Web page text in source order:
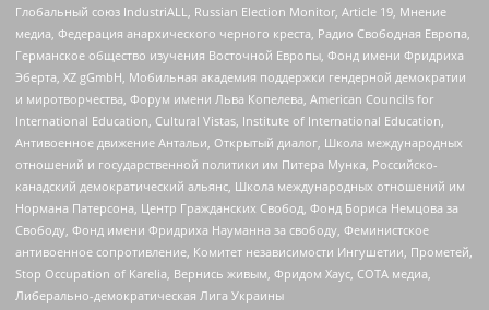
Глобальный союз IndustriALL, Russian Election Monitor, Article 19, Мнение
медиа, Федерация анархического черного креста, Радио Свободная Европа,
Германское общество изучения Восточной Европы, Фонд имени Фридриха
Эберта, XZ gGmbH, Мобильная академия поддержки гендерной демократии
и миротворчества, Форум имени Льва Копелева, American Councils for
International Education, Cultural Vistas, Institute of International Education,
Антивоенное движение Антальи, Открытый диалог, Школа международных
отношений и государственной политики им Питера Мунка, Российско-
канадский демократический альянс, Школа международных отношений им
Нормана Патерсона, Центр Гражданских Свобод, Фонд Бориса Немцова за
Свободу, Фонд имени Фридриха Науманна за свободу, Феминистское
антивоенное сопротивление, Комитет независимости Ингушетии, Прометей,
Stop Occupation of Karelia, Вернись живым, Фридом Хаус, СОТА медиа,
Либерально-демократическая Лига Украины